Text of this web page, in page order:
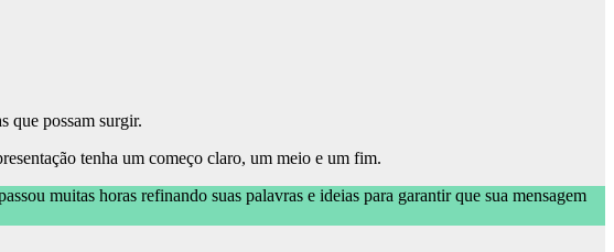
que possam surgir.
tenha um começo claro, um meio e um fim.
muitas horas refinando suas palavras e ideias para garantir que sua mensagem